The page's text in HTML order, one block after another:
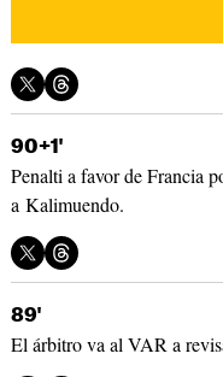
90+1'
Penalti a favor de Francia
a Kalimuendo.
89'
El árbitro va al VAR a